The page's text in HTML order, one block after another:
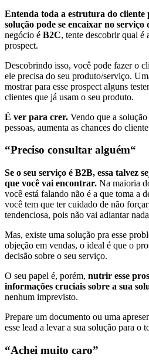
Entenda toda a estrutura do cliente
solução pode se encaixar no serviço
negócio é B2C, tente descobrir qual é
prospect.
Descobrindo isso, você pode fazer o
ele precisa do seu produto/serviço.
mostrar para esse prospect alguns
clientes que já usam o seu produto.
É ver para crer. Vendo que a
pessoas, aumenta as chances do
“Preciso consultar alguém“
Se o seu serviço é B2B, essa talvez
que você vai encontrar. Na maioria
você está falando não é a que toma a
você tem que ter cuidado de não
tendenciosa, pois não vai adiantar
Mas, existe uma solução pra esse
objeção em vendas, o ideal é que o
decisão sobre o seu serviço.
O seu papel é, porém, nutrir esse
informações cruciais sobre a sua
nenhum imprevisto.
Prepare um documento ou uma
esse lead a levar a sua solução para o
“Achei muito caro”